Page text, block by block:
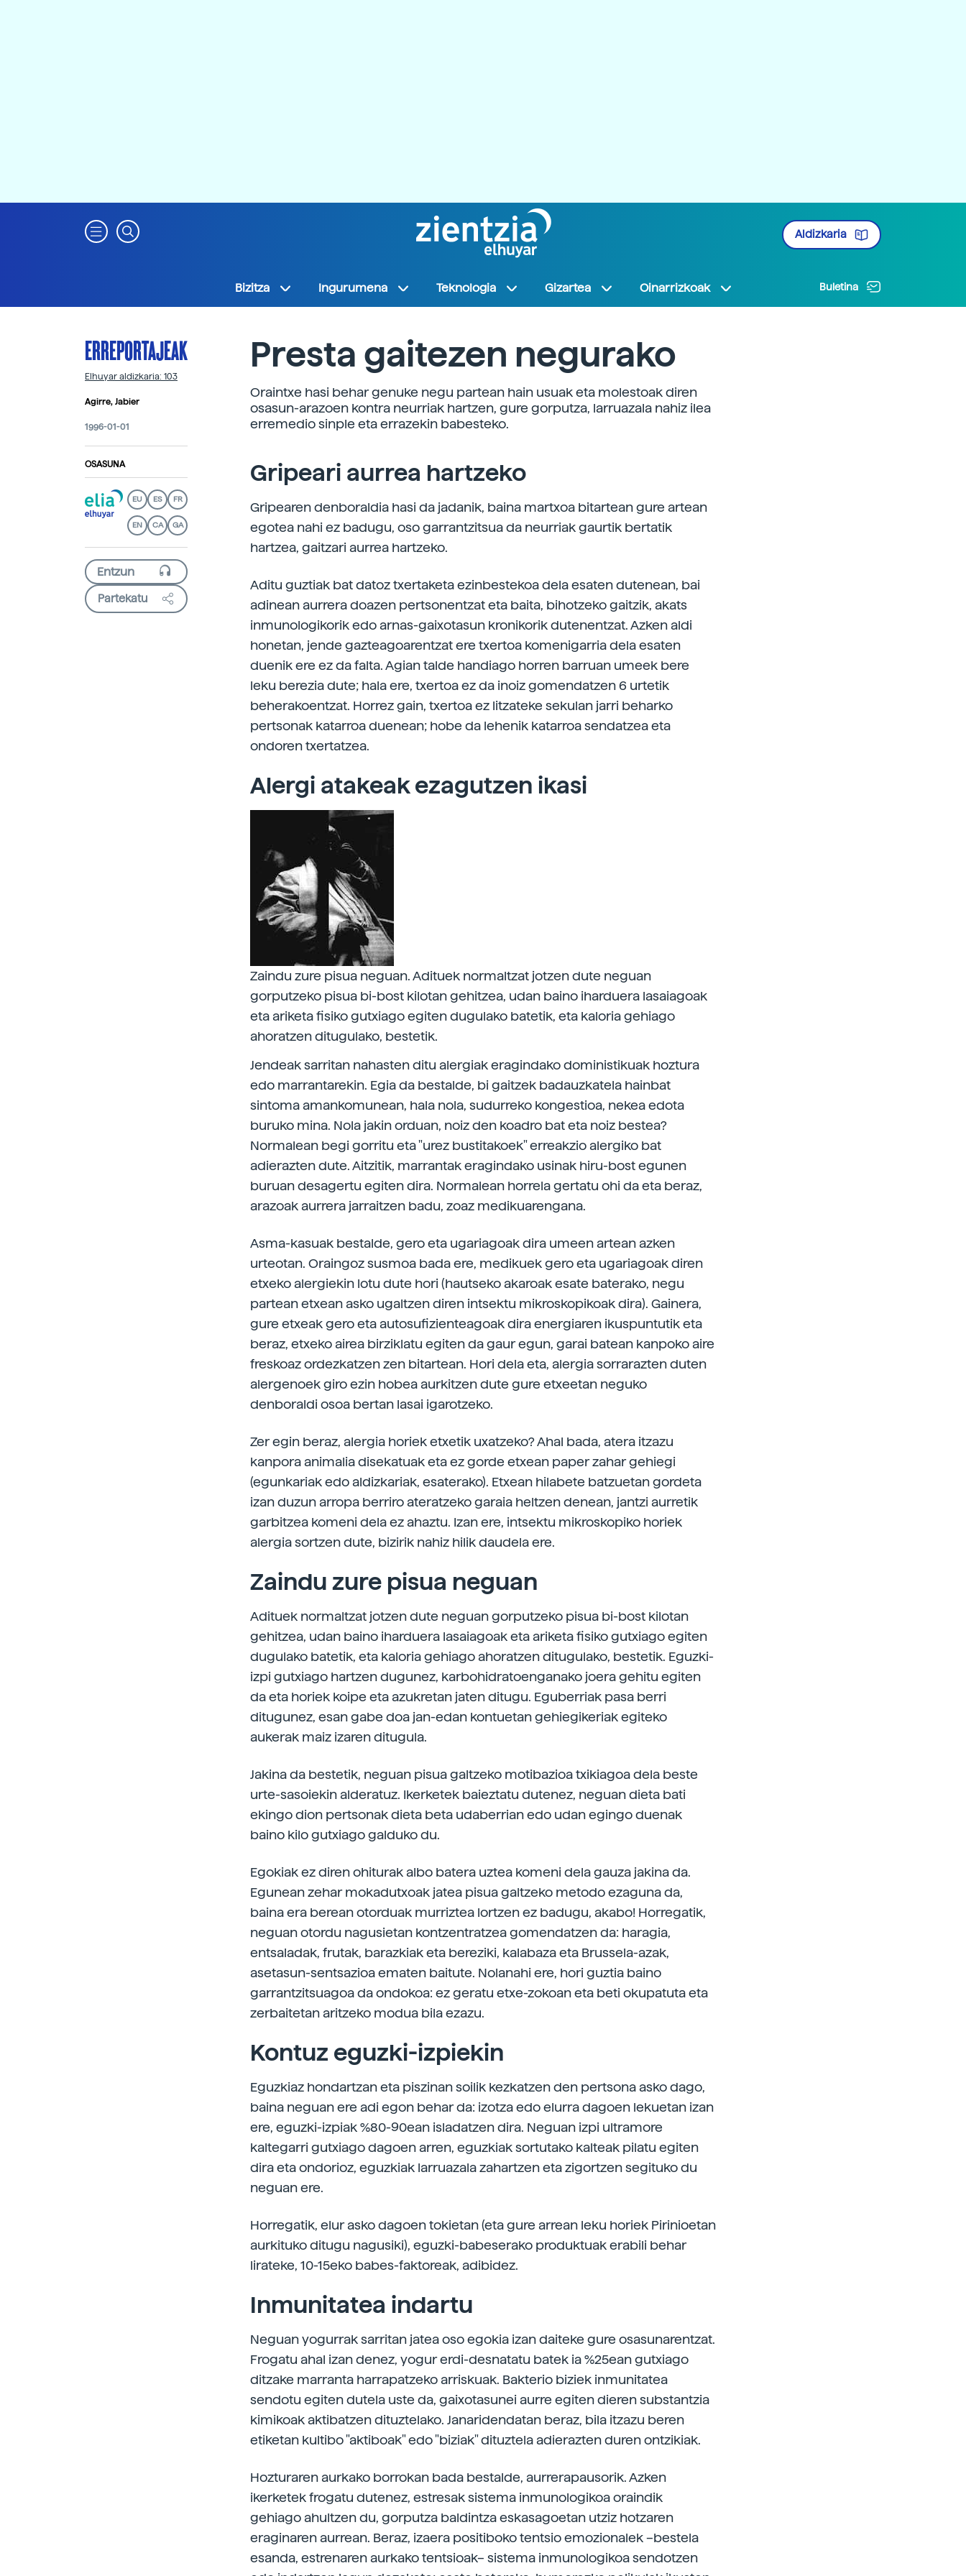
Aldizkaria
Bizitza Ingurumena Teknologia Gizartea Oinarrizkoak Buletina
ERREPORTAJEAK
Elhuyar aldizkaria: 103
Agirre, Jabier
1996-01-01
OSASUNA
EU ES FR
EN CA GA
Partekatu
Presta gaitezen negurako
Oraintxe hasi behar genuke negu partean hain usuak eta molestoak diren
osasun-arazoen kontra neurriak hartzen, gure gorputza, larruazala nahiz ilea
erremedio sinple eta errazekin babesteko.
Gripeari aurrea hartzeko
Gripearen denboraldia hasi da jadanik, baina martxoa bitartean gure artean
egotea nahi ez badugu, oso garrantzitsua da neurriak gaurtik bertatik
hartzea, gaitzari aurrea hartzeko.
Aditu guztiak bat datoz txertaketa ezinbestekoa dela esaten dutenean, bai
adinean aurrera doazen pertsonentzat eta baita, bihotzeko gaitzik, akats
inmunologikorik edo arnas-gaixotasun kronikorik dutenentzat. Azken aldi
honetan, jende gazteagoarentzat ere txertoa komenigarria dela esaten
duenik ere ez da falta. Agian talde handiago horren barruan umeek bere
leku berezia dute; hala ere, txertoa ez da inoiz gomendatzen 6 urtetik
beherakoentzat. Horrez gain, txertoa ez litzateke sekulan jarri beharko
pertsonak katarroa duenean; hobe da lehenik katarroa sendatzea eta
ondoren txertatzea.
Alergi atakeak ezagutzen ikasi
Zaindu zure pisua neguan. Adituek normaltzat jotzen dute neguan
gorputzeko pisua bi-bost kilotan gehitzea, udan baino iharduera lasaiagoak
eta ariketa fisiko gutxiago egiten dugulako batetik, eta kaloria gehiago
ahoratzen ditugulako, bestetik.
Jendeak sarritan nahasten ditu alergiak eragindako doministikuak hoztura
edo marrantarekin. Egia da bestalde, bi gaitzek badauzkatela hainbat
sintoma amankomunean, hala nola, sudurreko kongestioa, nekea edota
buruko mina. Nola jakin orduan, noiz den koadro bat eta noiz bestea?
Normalean begi gorritu eta "urez bustitakoek" erreakzio alergiko bat
adierazten dute. Aitzitik, marrantak eragindako usinak hiru-bost egunen
buruan desagertu egiten dira. Normalean horrela gertatu ohi da eta beraz,
arazoak aurrera jarraitzen badu, zoaz medikuarengana.
Asma-kasuak bestalde, gero eta ugariagoak dira umeen artean azken
urteotan. Oraingoz susmoa bada ere, medikuek gero eta ugariagoak diren
etxeko alergiekin lotu dute hori (hautseko akaroak esate baterako, negu
partean etxean asko ugaltzen diren intsektu mikroskopikoak dira). Gainera,
gure etxeak gero eta autosufizienteagoak dira energiaren ikuspuntutik eta
beraz, etxeko airea birziklatu egiten da gaur egun, garai batean kanpoko aire
freskoaz ordezkatzen zen bitartean. Hori dela eta, alergia sorrarazten duten
alergenoek giro ezin hobea aurkitzen dute gure etxeetan neguko
denboraldi osoa bertan lasai igarotzeko.
Zer egin beraz, alergia horiek etxetik uxatzeko? Ahal bada, atera itzazu
kanpora animalia disekatuak eta ez gorde etxean paper zahar gehiegi
(egunkariak edo aldizkariak, esaterako). Etxean hilabete batzuetan gordeta
izan duzun arropa berriro ateratzeko garaia heltzen denean, jantzi aurretik
garbitzea komeni dela ez ahaztu. Izan ere, intsektu mikroskopiko horiek
alergia sortzen dute, bizirik nahiz hilik daudela ere.
Zaindu zure pisua neguan
Adituek normaltzat jotzen dute neguan gorputzeko pisua bi-bost kilotan
gehitzea, udan baino iharduera lasaiagoak eta ariketa fisiko gutxiago egiten
dugulako batetik, eta kaloria gehiago ahoratzen ditugulako, bestetik. Eguzki-
izpi gutxiago hartzen dugunez, karbohidratoenganako joera gehitu egiten
da eta horiek koipe eta azukretan jaten ditugu. Eguberriak pasa berri
ditugunez, esan gabe doa jan-edan kontuetan gehiegikeriak egiteko
aukerak maiz izaren ditugula.
Jakina da bestetik, neguan pisua galtzeko motibazioa txikiagoa dela beste
urte-sasoiekin alderatuz. Ikerketek baieztatu dutenez, neguan dieta bati
ekingo dion pertsonak dieta beta udaberrian edo udan egingo duenak
baino kilo gutxiago galduko du.
Egokiak ez diren ohiturak albo batera uztea komeni dela gauza jakina da.
Egunean zehar mokadutxoak jatea pisua galtzeko metodo ezaguna da,
baina era berean otorduak murriztea lortzen ez badugu, akabo! Horregatik,
neguan otordu nagusietan kontzentratzea gomendatzen da: haragia,
entsaladak, frutak, barazkiak eta bereziki, kalabaza eta Brussela-azak,
asetasun-sentsazioa ematen baitute. Nolanahi ere, hori guztia baino
garrantzitsuagoa da ondokoa: ez geratu etxe-zokoan eta beti okupatuta eta
zerbaitetan aritzeko modua bila ezazu.
Kontuz eguzki-izpiekin
Eguzkiaz hondartzan eta piszinan soilik kezkatzen den pertsona asko dago,
baina neguan ere adi egon behar da: izotza edo elurra dagoen lekuetan izan
ere, eguzki-izpiak %80-90ean isladatzen dira. Neguan izpi ultramore
kaltegarri gutxiago dagoen arren, eguzkiak sortutako kalteak pilatu egiten
dira eta ondorioz, eguzkiak larruazala zahartzen eta zigortzen segituko du
neguan ere.
Horregatik, elur asko dagoen tokietan (eta gure arrean leku horiek Pirinioetan
aurkituko ditugu nagusiki), eguzki-babeserako produktuak erabili behar
lirateke, 10-15eko babes-faktoreak, adibidez.
Inmunitatea indartu
Neguan yogurrak sarritan jatea oso egokia izan daiteke gure osasunarentzat.
Frogatu ahal izan denez, yogur erdi-desnatatu batek ia %25ean gutxiago
ditzake marranta harrapatzeko arriskuak. Bakterio biziek inmunitatea
sendotu egiten dutela uste da, gaixotasunei aurre egiten dieren substantzia
kimikoak aktibatzen dituztelako. Janaridendatan beraz, bila itzazu beren
etiketan kultibo "aktiboak" edo "biziak" dituztela adierazten duren ontzikiak.
Hozturaren aurkako borrokan bada bestalde, aurrerapausorik. Azken
ikerketek frogatu dutenez, estresak sistema inmunologikoa oraindik
gehiago ahultzen du, gorputza baldintza eskasagoetan utziz hotzaren
eraginaren aurrean. Beraz, izaera positiboko tentsio emozionalek –bestela
esanda, estrenaren aurkako tentsioak– sistema inmunologikoa sendotzen